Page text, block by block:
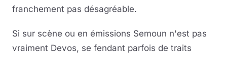
franchement pas désagréable.
Si sur scène ou en émissions Semoun n'est pas
vraiment Devos, se fendant parfois de traits